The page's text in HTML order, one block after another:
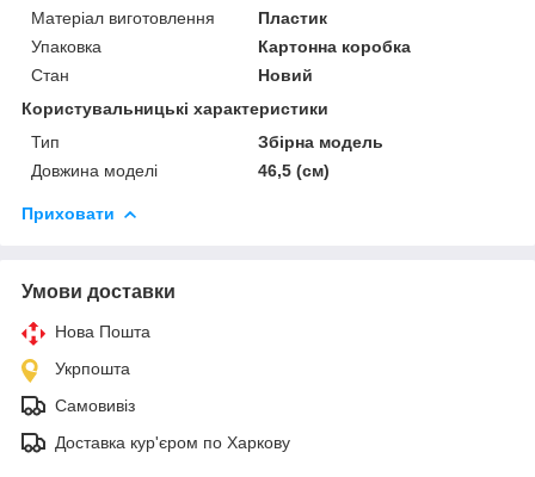
Матеріал виготовлення
Пластик
Упаковка
Картонна коробка
Стан
Новий
Користувальницькі характеристики
Тип
Збірна модель
Довжина моделі
46,5 (см)
Приховати
Умови доставки
Нова Пошта
Укрпошта
Самовивіз
Доставка кур'єром по Харкову